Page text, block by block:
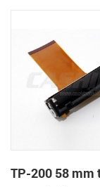
TP-200 58 mm